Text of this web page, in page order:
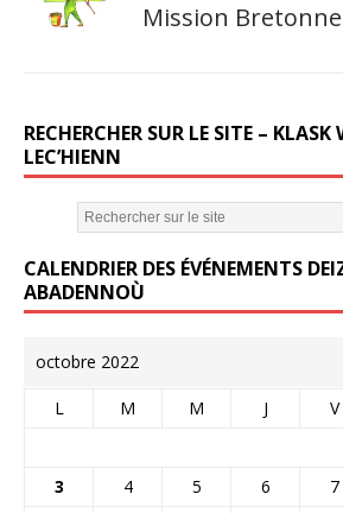
Mission Bretonne
RECHERCHER SUR LE SITE – KLASK
LEC’HIENN
CALENDRIER DES ÉVÉNEMENTS
ABADENNOÙ
octobre 2022
L M M J V
3
4 5 6 7